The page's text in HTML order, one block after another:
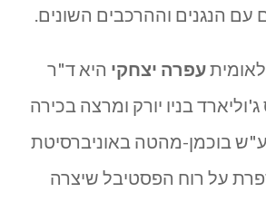
עם הנגנים וההרכבים השונים.
עפרה יצחקי היא ד"ר
בניו יורק ומרצה בכירה
בוכמן-מהטה באוניברסיטת
על רוח הפסטיבל שיצרה